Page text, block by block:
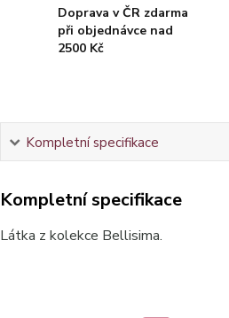
Doprava v ČR zdarma
při objednávce nad
2500 Kč
Kompletní specifikace
Kompletní specifikace
Látka z kolekce Bellisima.